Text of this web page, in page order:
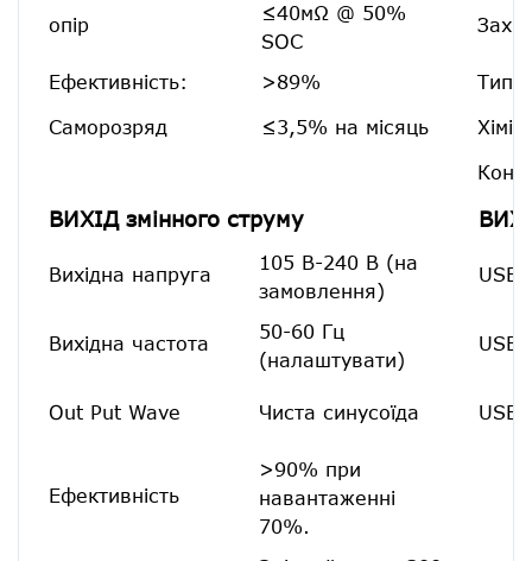
опір
≤40мΩ @ 50%
SOC
Ефективність: >89% Тип
Саморозряд ≤3,5% на місяць Хімія:
ВИХІД змінного струму
Вихідна напруга
105 В-240 В (на
замовлення)
USB
Вихідна частота
50-60 Гц
(налаштувати)
USB
Out Put Wave Чиста синусоїда USB-
Ефективність
>90% при
навантаженні
70%.